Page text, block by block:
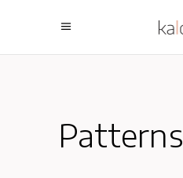
Patterns